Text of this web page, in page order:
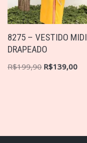
8275 – VESTIDO MIDI
DRAPEADO
R$199,90 R$139,00